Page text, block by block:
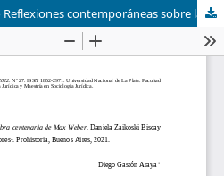
Recensión/reseña del libro Reflexiones contemporáneas sobre la obra centenaria de Max Weber